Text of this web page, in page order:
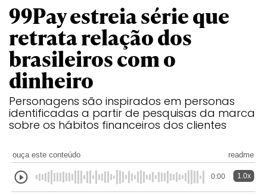
99Pay estreia série que
retrata relação dos
brasileiros com o
dinheiro
Personagens são inspirados em personas
identificadas a partir de pesquisas da marca
sobre os hábitos financeiros dos clientes
ouça este conteúdo readme
0:00 1.0x